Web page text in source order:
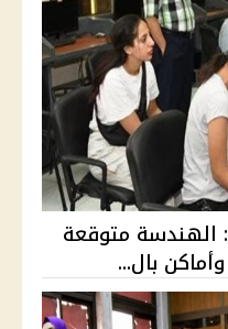
تنسيق علمي رياضة 2026: الهندسة متوقعة